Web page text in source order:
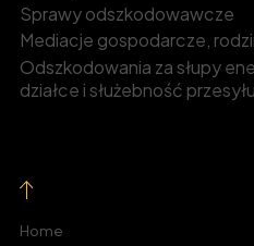
Sprawy odszkodowawcze
Mediacje gospodarcze,
Odszkodowania za słupy
działce i służebność przesyłu
Home